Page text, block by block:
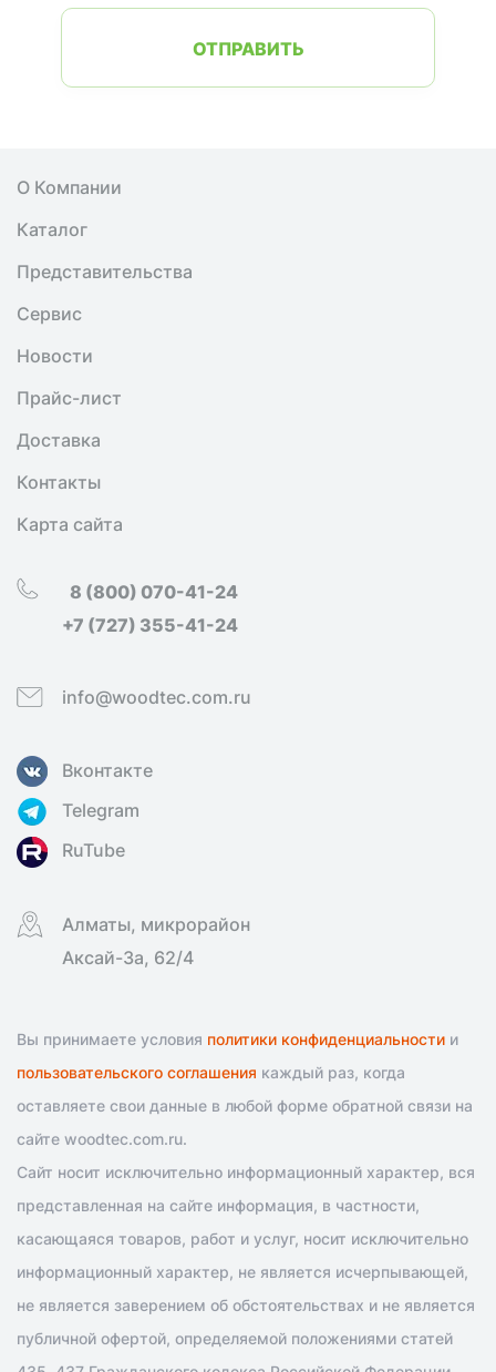
ОТПРАВИТЬ
О Компании
Каталог
Представительства
Сервис
Новости
Прайс-лист
Доставка
Контакты
Карта сайта
8 (800) 070-41-24
+7 (727) 355-41-24
info@woodtec.com.ru
Вконтакте
Telegram
RuTube
Алматы, микрорайон
Аксай-3а, 62/4
Вы принимаете условия политики конфиденциальности и
пользовательского соглашения каждый раз, когда
оставляете свои данные в любой форме обратной связи на
сайте woodtec.com.ru.
Сайт носит исключительно информационный характер, вся
представленная на сайте информация, в частности,
касающаяся товаров, работ и услуг, носит исключительно
информационный характер, не является исчерпывающей,
не является заверением об обстоятельствах и не является
публичной офертой, определяемой положениями статей